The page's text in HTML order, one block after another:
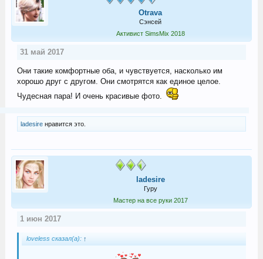
Otrava
Сэнсей
Активист SimsMix 2018
31 май 2017
Они такие комфортные оба, и чувствуется, насколько им
хорошо друг с другом. Они смотрятся как единое целое.
Чудесная пара! И очень красивые фото.
ladesireнравится это.
ladesire
Гуру
Мастер на все руки 2017
1 июн 2017
loveless сказал(а): ↑